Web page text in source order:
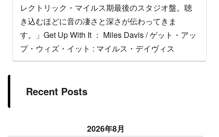
レクトリック・マイルス期最後のスタジオ盤。聴
き込むほどに音の凄さと深さが伝わってきま
す。」Get Up With It ： Miles Davis / ゲット・アッ
プ・ウィズ・イット : マイルス・デイヴィス
Recent Posts
2026年8月